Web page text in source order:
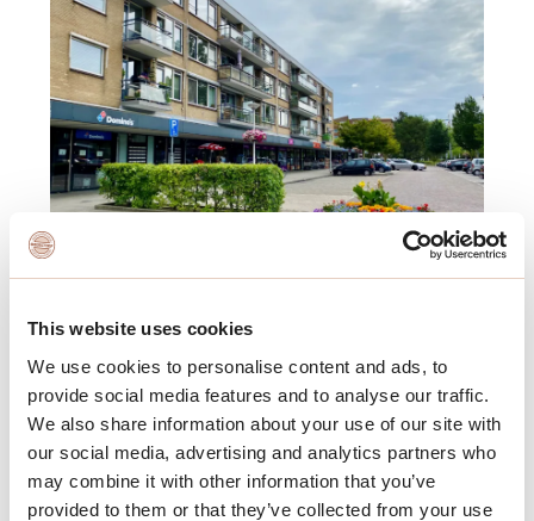
This website uses cookies
We use cookies to personalise content and ads, to
provide social media features and to analyse our traffic.
We also share information about your use of our site with
our social media, advertising and analytics partners who
may combine it with other information that you’ve
provided to them or that they’ve collected from your use
De opdrachtgever heeft bij Objectief
dienstverlening af te stemmen op haar
eigen organisatiebehoeften. Dit betekent
dat ook slechts delen van het
vastgoedmanagement kunnen worden
uitbesteed.